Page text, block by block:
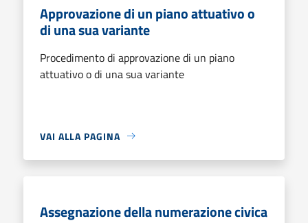
Approvazione di un piano attuativo o
di una sua variante
Procedimento di approvazione di un piano
attuativo o di una sua variante
VAI ALLA PAGINA
Assegnazione della numerazione civica